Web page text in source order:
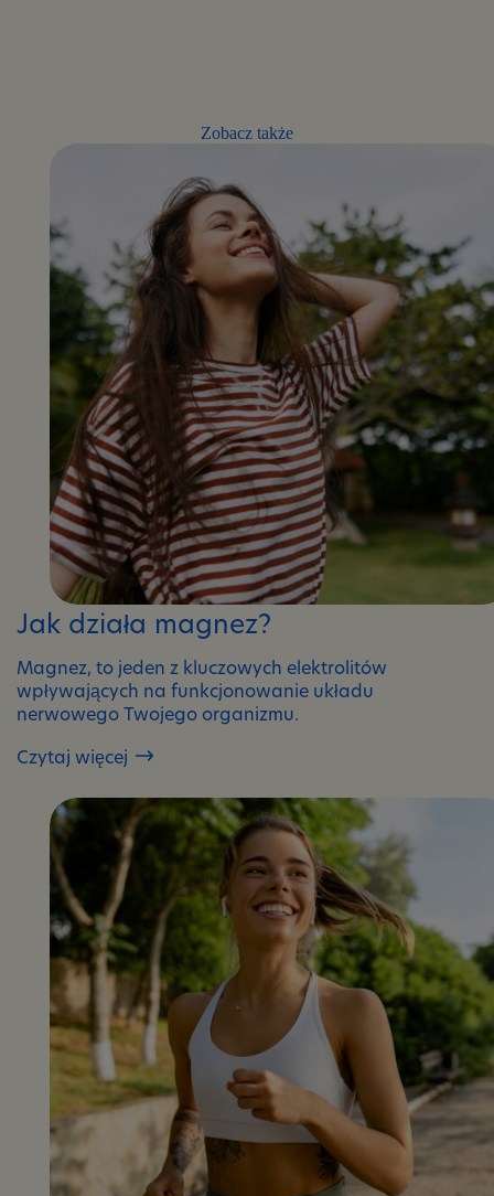
Zobacz także
Jak działa magnez?
Magnez, to jeden z kluczowych elektrolitów
wpływających na funkcjonowanie układu
nerwowego Twojego organizmu.
Czytaj więcej
Jak
magnez?